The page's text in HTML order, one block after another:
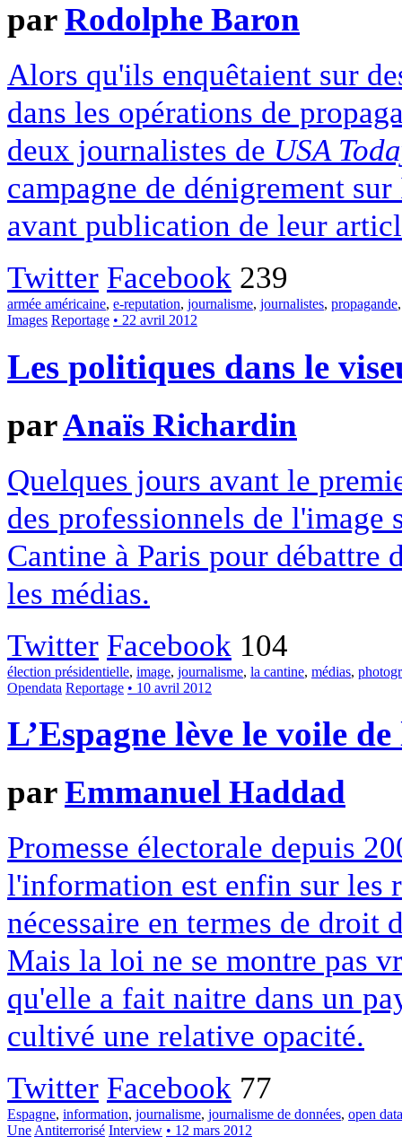
parRodolphe Baron
Alors qu'ils enquêtaient sur
dans les opérations de
deux journalistes de USA
campagne de dénigrement
avant publication de leur
Twitter Facebook 239
armée américaine, e-reputation, journalisme, journalistes, propagande
Images Reportage • 22 avril 2012
Les politiques dans le
parAnaïs Richardin
Quelques jours avant le
des professionnels de
Cantine à Paris pour débattre
les médias.
Twitter Facebook 104
élection présidentielle, image, journalisme, la cantine, médias,
Opendata Reportage • 10 avril 2012
L’Espagne lève le voile
parEmmanuel Haddad
Promesse électorale depuis
l'information est enfin sur les
nécessaire en termes de droit
Mais la loi ne se montre pas
qu'elle a fait naitre dans un
cultivé une relative opacité.
Twitter Facebook 77
Espagne, information, journalisme, journalisme de données, open data
Une Antiterrorisé Interview • 12 mars 2012